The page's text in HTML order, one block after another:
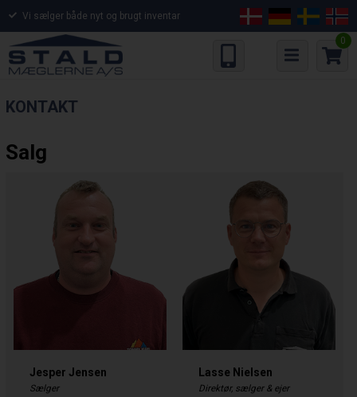
Vi sælger både nyt og brugt inventar
0
KONTAKT
Salg
Jesper Jensen
Sælger
Lasse Nielsen
Direktør, sælger & ejer